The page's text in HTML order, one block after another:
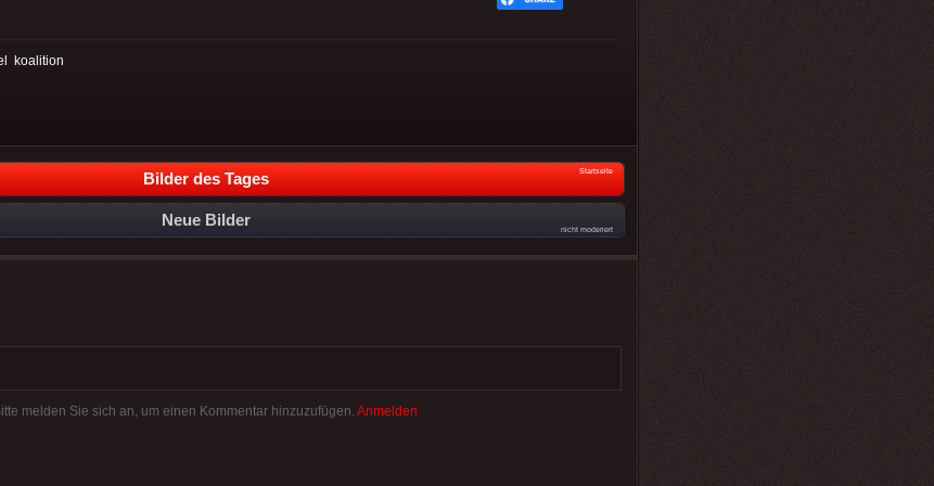
koalition
Bilder des Tages Startseite
Neue Bilder
nicht moderiert
melden Sie sich an, um einen Kommentar hinzuzufügen. Anmelden